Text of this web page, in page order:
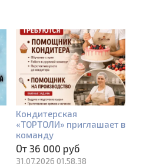
Кондитерская
«ТОРТОЛИ» приглашает в
команду
От 36 000 руб
31.07.2026 01.58.38